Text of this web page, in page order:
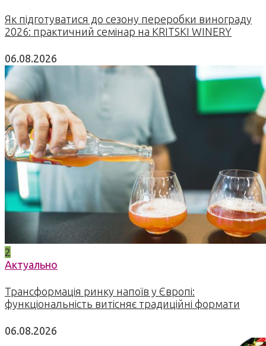
Як підготуватися до сезону переробки винограду
2026: практичний семінар на KRITSKI WINERY
06.08.2026
2
Актуально
Трансформація ринку напоїв у Європі:
функціональність витісняє традиційні формати
06.08.2026